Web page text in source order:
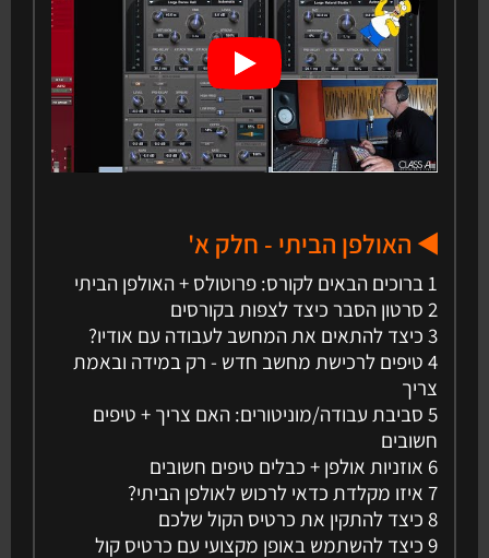
◀️ האולפן הביתי - חלק א'
1 ברוכים הבאים לקורס: פרוטולס + האולפן הביתי
2 סרטון הסבר כיצד לצפות בקורסים
3 כיצד להתאים את המחשב לעבודה עם אודיו?
4 טיפים לרכישת מחשב חדש - רק במידה ובאמת
צריך
5 סביבת עבודה/מוניטורים: האם צריך + טיפים
חשובים
6 אוזניות אולפן + כבלים טיפים חשובים
7 איזו מקלדת כדאי לרכוש לאולפן הביתי?
8 כיצד להתקין את כרטיס הקול שלכם
9 כיצד להשתמש באופן מקצועי עם כרטיס קול